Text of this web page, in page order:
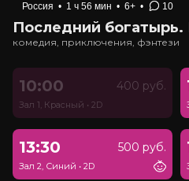
Россия • 1 ч 56 мин • 6+ • 10
Последний богатырь.
комедия, приключения, фэнтези
10:00 400 руб.
Зал 1, Красный • 2D
13:30 500 руб.
Зал 2, Синий • 2D